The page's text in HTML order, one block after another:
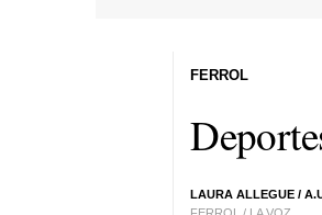
LAURA ALLEGUE /
FERROL